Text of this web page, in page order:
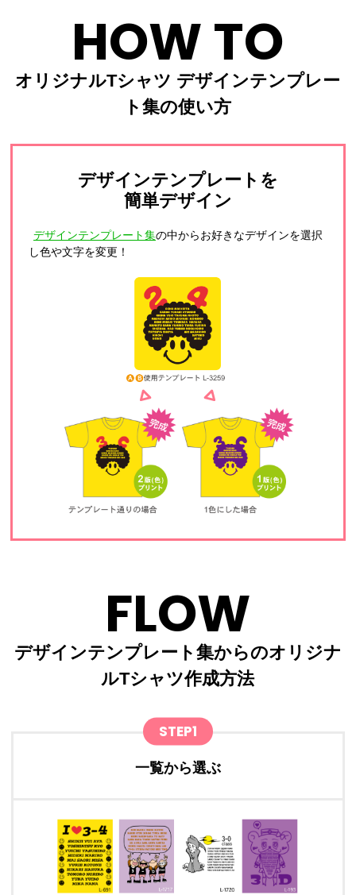
HOW TO
オリジナルTシャツ デザインテンプレー
ト集の使い方
デザインテンプレートを
簡単デザイン
デザインテンプレート集の中からお好きなデザインを選択
し色や文字を変更！
FLOW
デザインテンプレート集からのオリジナ
ルTシャツ作成方法
STEP1
一覧から選ぶ